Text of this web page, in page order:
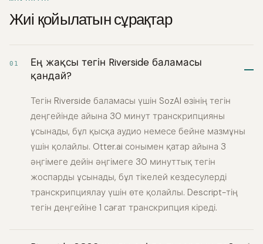
Жиі қойылатын сұрақтар
01
Ең жақсы тегін Riverside баламасы
қандай?
Тегін Riverside баламасы үшін SozAI өзінің тегін
деңгейінде айына 30 минут транскрипцияны
ұсынады, бұл қысқа аудио немесе бейне мазмұны
үшін қолайлы. Otter.ai сонымен қатар айына 3
әңгімеге дейін әңгімеге 30 минуттық тегін
жоспарды ұсынады, бұл тікелей кездесулерді
транскрипциялау үшін өте қолайлы. Descript-тің
тегін деңгейіне 1 сағат транскрипция кіреді.